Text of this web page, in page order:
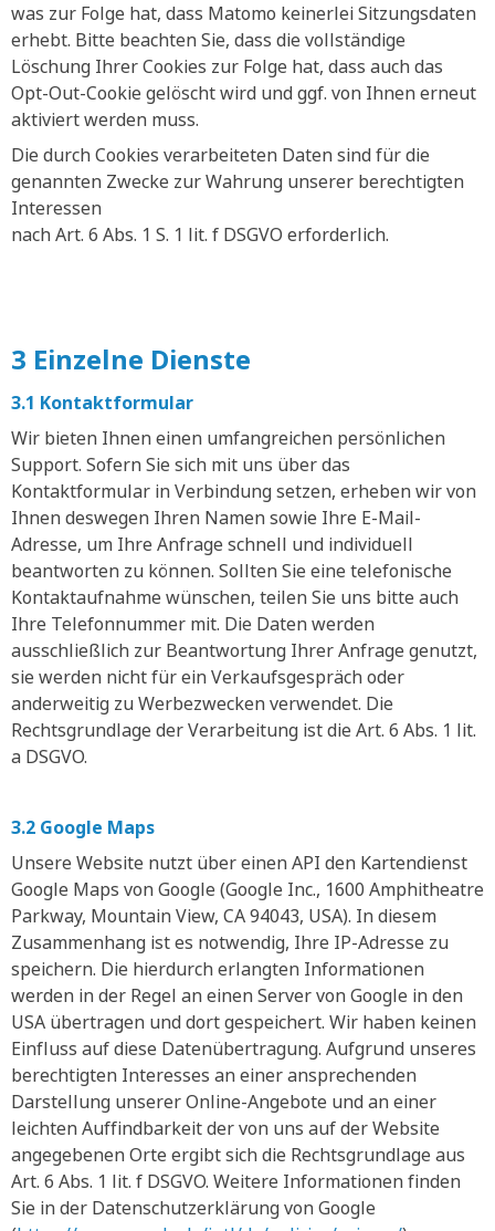
was zur Folge hat, dass Matomo keinerlei Sitzungsdaten
erhebt. Bitte beachten Sie, dass die vollständige
Löschung Ihrer Cookies zur Folge hat, dass auch das
Opt-Out-Cookie gelöscht wird und ggf. von Ihnen erneut
aktiviert werden muss.
Die durch Cookies verarbeiteten Daten sind für die
genannten Zwecke zur Wahrung unserer berechtigten
Interessen
nach Art. 6 Abs. 1 S. 1 lit. f DSGVO erforderlich.
3 Einzelne Dienste
3.1 Kontaktformular
Wir bieten Ihnen einen umfangreichen persönlichen
Support. Sofern Sie sich mit uns über das
Kontaktformular in Verbindung setzen, erheben wir von
Ihnen deswegen Ihren Namen sowie Ihre E-Mail-
Adresse, um Ihre Anfrage schnell und individuell
beantworten zu können. Sollten Sie eine telefonische
Kontaktaufnahme wünschen, teilen Sie uns bitte auch
Ihre Telefonnummer mit. Die Daten werden
ausschließlich zur Beantwortung Ihrer Anfrage genutzt,
sie werden nicht für ein Verkaufsgespräch oder
anderweitig zu Werbezwecken verwendet. Die
Rechtsgrundlage der Verarbeitung ist die Art. 6 Abs. 1 lit.
a DSGVO.
3.2 Google Maps
Unsere Website nutzt über einen API den Kartendienst
Google Maps von Google (Google Inc., 1600 Amphitheatre
Parkway, Mountain View, CA 94043, USA). In diesem
Zusammenhang ist es notwendig, Ihre IP-Adresse zu
speichern. Die hierdurch erlangten Informationen
werden in der Regel an einen Server von Google in den
USA übertragen und dort gespeichert. Wir haben keinen
Einfluss auf diese Datenübertragung. Aufgrund unseres
berechtigten Interesses an einer ansprechenden
Darstellung unserer Online-Angebote und an einer
leichten Auffindbarkeit der von uns auf der Website
angegebenen Orte ergibt sich die Rechtsgrundlage aus
Art. 6 Abs. 1 lit. f DSGVO. Weitere Informationen finden
Sie in der Datenschutzerklärung von Google